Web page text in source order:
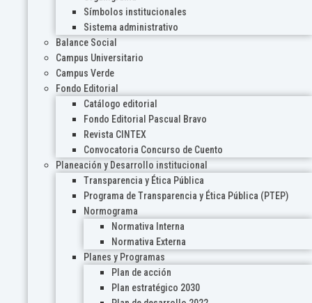
Símbolos institucionales
Sistema administrativo
Balance Social
Campus Universitario
Campus Verde
Fondo Editorial
Catálogo editorial
Fondo Editorial Pascual Bravo
Revista CINTEX
Convocatoria Concurso de Cuento
Planeación y Desarrollo institucional
Transparencia y Ética Pública
Programa de Transparencia y Ética Pública (PTEP)
Normograma
Normativa Interna
Normativa Externa
Planes y Programas
Plan de acción
Plan estratégico 2030